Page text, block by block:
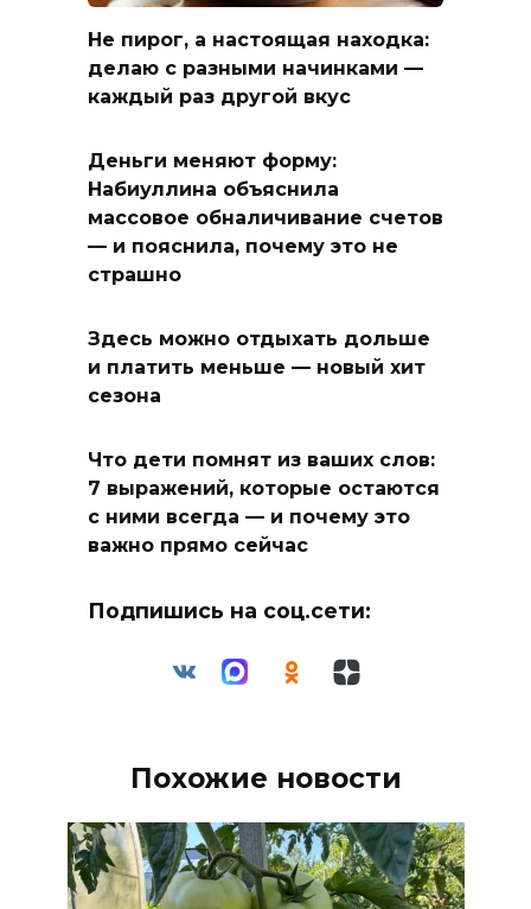
Не пирог, а настоящая находка:
делаю с разными начинками —
каждый раз другой вкус
Деньги меняют форму:
Набиуллина объяснила
массовое обналичивание счетов
— и пояснила, почему это не
страшно
Здесь можно отдыхать дольше
и платить меньше — новый хит
сезона
Что дети помнят из ваших слов:
7 выражений, которые остаются
с ними всегда — и почему это
важно прямо сейчас
Подпишись на соц.сети:
Похожие новости